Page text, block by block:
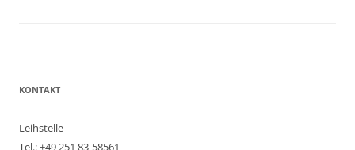
KONTAKT
Leihstelle
Tel.: +49 251 83-58561